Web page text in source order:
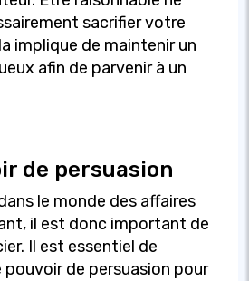
sacrifier votre
implique de maintenir un
afin de parvenir à un
de persuasion
le monde des affaires
il est donc important de
Il est essentiel de
de persuasion pour